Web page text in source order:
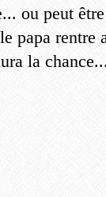
ou peut
papa rentre
la